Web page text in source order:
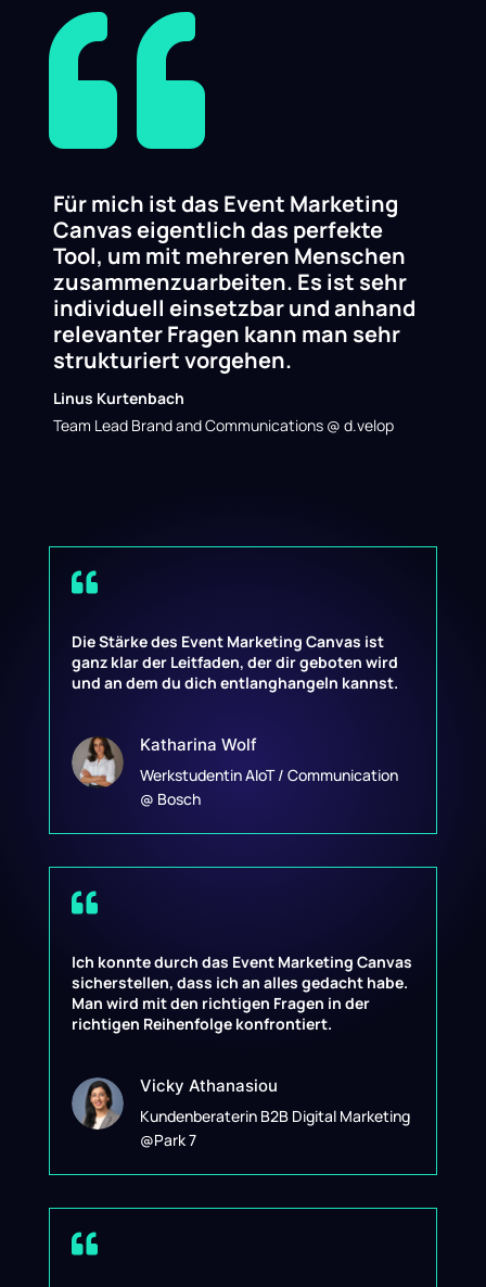

Für mich ist das Event Marketing
Canvas eigentlich das perfekte
Tool, um mit mehreren Menschen
zusammenzuarbeiten. Es ist sehr
individuell einsetzbar und anhand
relevanter Fragen kann man sehr
strukturiert vorgehen.
Linus Kurtenbach
Team Lead Brand and Communications @ d.velop

Die Stärke des Event Marketing Canvas ist
ganz klar der Leitfaden, der dir geboten wird
und an dem du dich entlanghangeln kannst.
Katharina Wolf
Werkstudentin AIoT / Communication
@ Bosch

Ich konnte durch das Event Marketing Canvas
sicherstellen, dass ich an alles gedacht habe.
Man wird mit den richtigen Fragen in der
richtigen Reihenfolge konfrontiert.
Vicky Athanasiou
Kundenberaterin B2B Digital Marketing
@Park 7
